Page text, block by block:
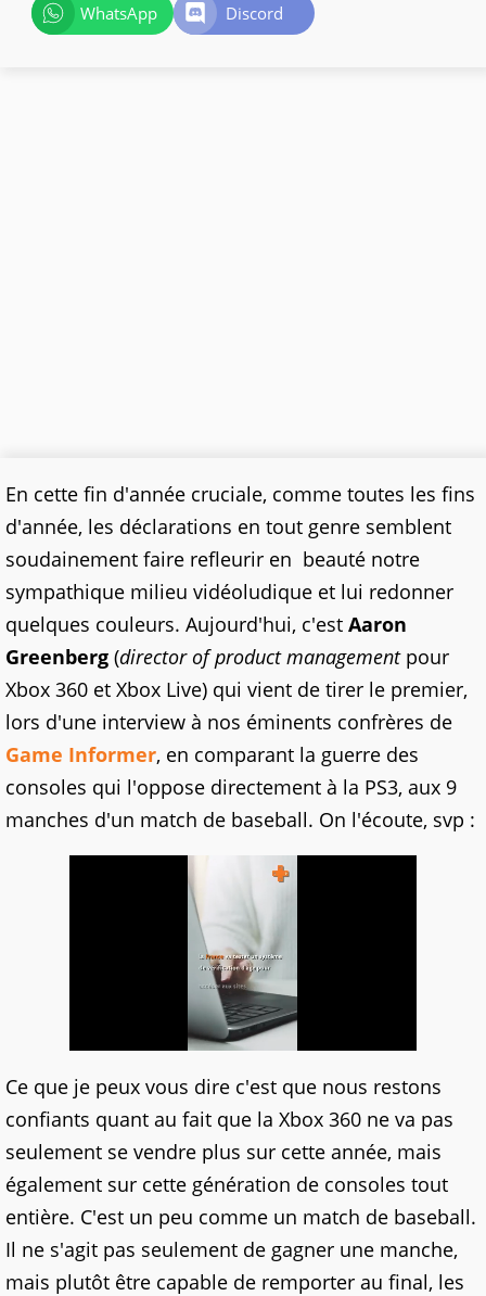
WhatsApp
Discord
En cette fin d'année cruciale, comme toutes les fins
d'année, les déclarations en tout genre semblent
soudainement faire refleurir en beauté notre
sympathique milieu vidéoludique et lui redonner
quelques couleurs. Aujourd'hui, c'est Aaron
Greenberg (director of product managementpour
Xbox 360 et Xbox Live) qui vient de tirer le premier,
lors d'une interview à nos éminents confrères de
Game Informer, en comparant la guerre des
consoles qui l'oppose directement à la PS3, aux 9
manches d'un match de baseball. On l'écoute, svp :
Ce que je peux vous dire c'est que nous restons
confiants quant au fait que la Xbox 360 ne va pas
seulement se vendre plus sur cette année, mais
également sur cette génération de consoles tout
entière. C'est un peu comme un match de baseball.
Il ne s'agit pas seulement de gagner une manche,
mais plutôt être capable de remporter au final, les